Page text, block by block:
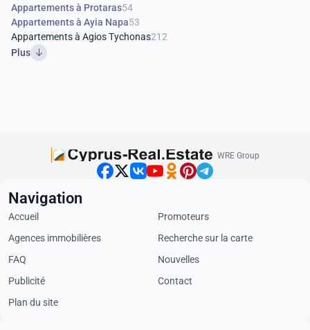
Appartements à Protaras54
Appartements à Ayia Napa53
Appartements à Agios Tychonas212
Plus
WRE Group
Navigation
Accueil
Promoteurs
Agences immobilières
Recherche sur la carte
FAQ
Nouvelles
Publicité
Contact
Plan du site